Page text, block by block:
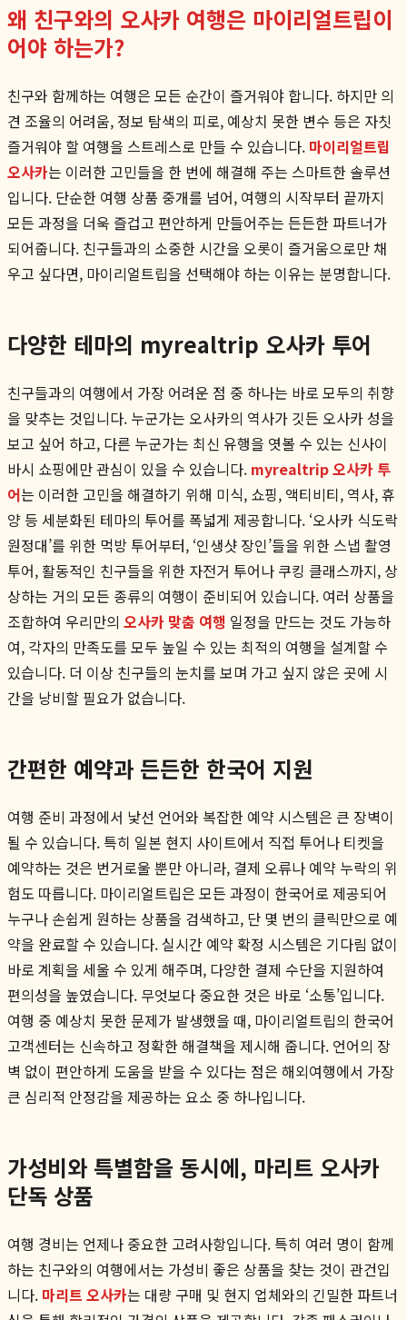
왜 친구와의 오사카 여행은 마이리얼트립이
어야 하는가?
친구와 함께하는 여행은 모든 순간이 즐거워야 합니다. 하지만 의
견 조율의 어려움, 정보 탐색의 피로, 예상치 못한 변수 등은 자칫
즐거워야 할 여행을 스트레스로 만들 수 있습니다. 마이리얼트립
오사카는 이러한 고민들을 한 번에 해결해 주는 스마트한 솔루션
입니다. 단순한 여행 상품 중개를 넘어, 여행의 시작부터 끝까지
모든 과정을 더욱 즐겁고 편안하게 만들어주는 든든한 파트너가
되어줍니다. 친구들과의 소중한 시간을 오롯이 즐거움으로만 채
우고 싶다면, 마이리얼트립을 선택해야 하는 이유는 분명합니다.
다양한 테마의 myrealtrip 오사카 투어
친구들과의 여행에서 가장 어려운 점 중 하나는 바로 모두의 취향
을 맞추는 것입니다. 누군가는 오사카의 역사가 깃든 오사카 성을
보고 싶어 하고, 다른 누군가는 최신 유행을 엿볼 수 있는 신사이
바시 쇼핑에만 관심이 있을 수 있습니다. myrealtrip 오사카 투
어는 이러한 고민을 해결하기 위해 미식, 쇼핑, 액티비티, 역사, 휴
양 등 세분화된 테마의 투어를 폭넓게 제공합니다. ‘오사카 식도락
원정대’를 위한 먹방 투어부터, ‘인생샷 장인’들을 위한 스냅 촬영
투어, 활동적인 친구들을 위한 자전거 투어나 쿠킹 클래스까지, 상
상하는 거의 모든 종류의 여행이 준비되어 있습니다. 여러 상품을
조합하여 우리만의 오사카 맞춤 여행 일정을 만드는 것도 가능하
여, 각자의 만족도를 모두 높일 수 있는 최적의 여행을 설계할 수
있습니다. 더 이상 친구들의 눈치를 보며 가고 싶지 않은 곳에 시
간을 낭비할 필요가 없습니다.
간편한 예약과 든든한 한국어 지원
여행 준비 과정에서 낯선 언어와 복잡한 예약 시스템은 큰 장벽이
될 수 있습니다. 특히 일본 현지 사이트에서 직접 투어나 티켓을
예약하는 것은 번거로울 뿐만 아니라, 결제 오류나 예약 누락의 위
험도 따릅니다. 마이리얼트립은 모든 과정이 한국어로 제공되어
누구나 손쉽게 원하는 상품을 검색하고, 단 몇 번의 클릭만으로 예
약을 완료할 수 있습니다. 실시간 예약 확정 시스템은 기다림 없이
바로 계획을 세울 수 있게 해주며, 다양한 결제 수단을 지원하여
편의성을 높였습니다. 무엇보다 중요한 것은 바로 ‘소통’입니다.
여행 중 예상치 못한 문제가 발생했을 때, 마이리얼트립의 한국어
고객센터는 신속하고 정확한 해결책을 제시해 줍니다. 언어의 장
벽 없이 편안하게 도움을 받을 수 있다는 점은 해외여행에서 가장
큰 심리적 안정감을 제공하는 요소 중 하나입니다.
가성비와 특별함을 동시에, 마리트 오사카
단독 상품
여행 경비는 언제나 중요한 고려사항입니다. 특히 여러 명이 함께
하는 친구와의 여행에서는 가성비 좋은 상품을 찾는 것이 관건입
니다. 마리트 오사카는 대량 구매 및 현지 업체와의 긴밀한 파트너